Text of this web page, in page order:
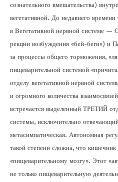
сознательного вмешательства)
вегетативной. До недавнего
в Вегетативной нервной системе
рекции возбуждения «бей-беги») и
за процессы общего торможения,
пищеварительной системой
отделу вегетативной нервной
и огромного количества
встречается выделенный ТРЕТИЙ
системы, исключительно
метасимпатическая. Автономная
такой степени сложна, что
«пищеварительному мозгу». Этот
не только пищеварительную